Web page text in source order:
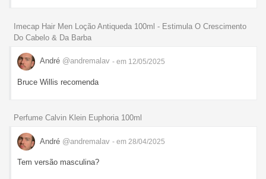
Imecap Hair Men Loção Antiqueda 100ml - Estimula O Crescimento
Do Cabelo & Da Barba
André @andremalav - em 12/05/2025
Bruce Willis recomenda
Perfume Calvin Klein Euphoria 100ml
André @andremalav - em 28/04/2025
Tem versão masculina?